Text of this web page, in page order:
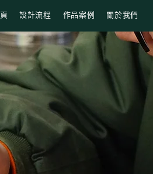
設計流程 作品案例 關於我們